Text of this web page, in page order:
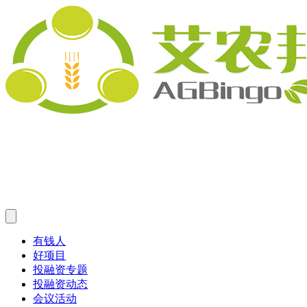
有钱人
好项目
投融资专题
投融资动态
会议活动